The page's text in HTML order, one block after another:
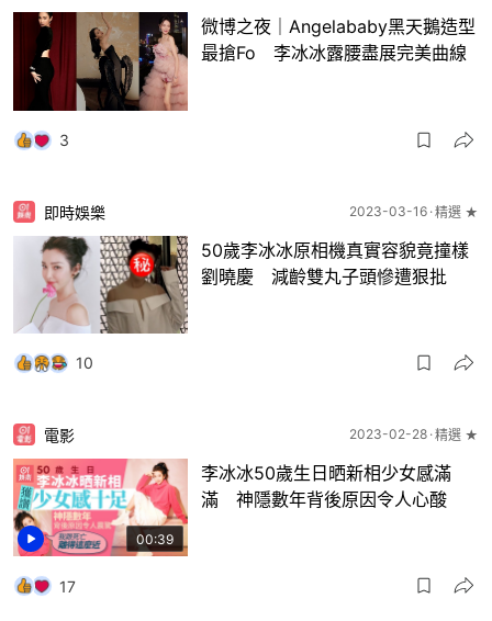
微博之夜｜Angelababy黑天鵝造型
最搶Fo 李冰冰露腰盡展完美曲線
3
即時娛樂 2023-03-16 精選 ★
50歲李冰冰原相機真實容貌竟撞樣
劉曉慶 減齡雙丸子頭慘遭狠批
10
00:39
電影 2023-02-28 精選 ★
李冰冰50歲生日晒新相少女感滿
滿 神隱數年背後原因令人心酸
17